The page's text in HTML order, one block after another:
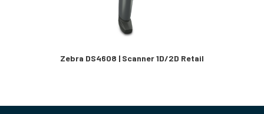
Zebra DS4608 | Scanner 1D/2D Retail